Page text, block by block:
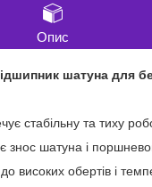
Опис
шатуна для
стабільну та тиху
знос шатуна і
високих обертів і